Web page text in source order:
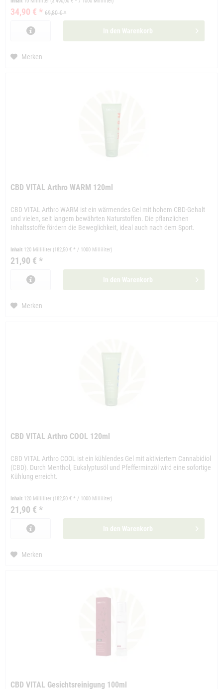
34,90 € * 69,80 € *
In den Warenkorb
Merken
CBD VITAL Arthro WARM 120ml
CBD VITAL Arthro WARM ist ein wärmendes Gel mit hohem CBD-Gehalt
und vielen, seit langem bewährten Naturstoffen. Die pflanzlichen
Inhaltsstoffe fördern die Beweglichkeit, ideal auch nach dem Sport.
Inhalt 120 Milliliter (182,50 € * / 1000 Milliliter)
21,90 € *
In den Warenkorb
Merken
CBD VITAL Arthro COOL 120ml
CBD VITAL Arthro COOL ist ein kühlendes Gel mit aktiviertem Cannabidiol
(CBD). Durch Menthol, Eukalyptusöl und Pfefferminzöl wird eine sofortige
Kühlung erreicht.
Inhalt 120 Milliliter (182,50 € * / 1000 Milliliter)
21,90 € *
In den Warenkorb
Merken
CBD VITAL Gesichtsreinigung 100ml